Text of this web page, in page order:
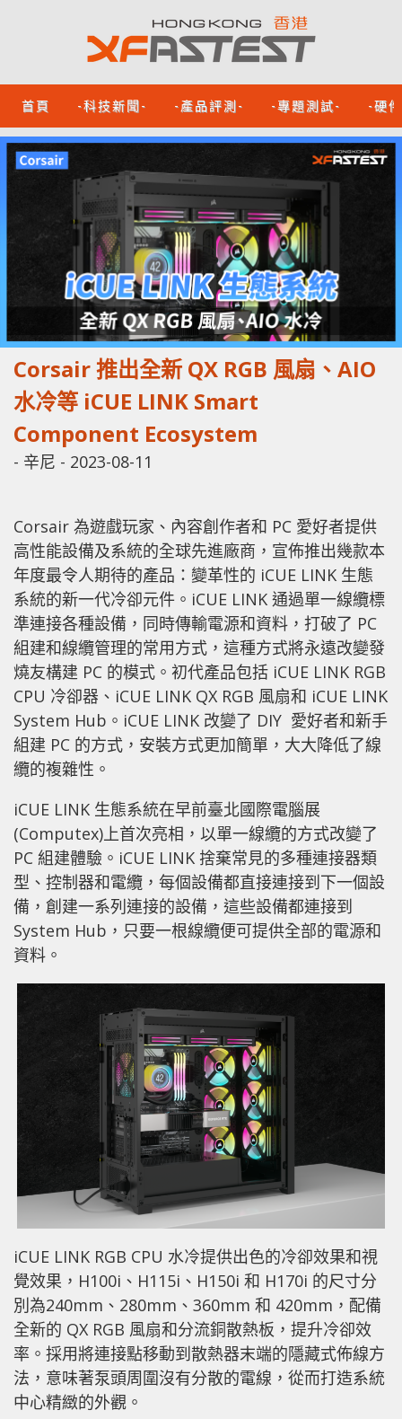
首頁 -科技新聞- -產品評測- -專題測試- -硬
Corsair 推出全新 QX RGB 風扇、AIO
水冷等 iCUE LINK Smart
Component Ecosystem
- 辛尼 - 2023-08-11
Corsair 為遊戲玩家、內容創作者和 PC 愛好者提供
高性能設備及系統的全球先進廠商，宣佈推出幾款本
年度最令人期待的產品：變革性的 iCUE LINK 生態
系統的新一代冷卻元件。iCUE LINK 通過單一線纜標
準連接各種設備，同時傳輸電源和資料，打破了 PC
組建和線纜管理的常用方式，這種方式將永遠改變發
燒友構建 PC 的模式。初代產品包括 iCUE LINK RGB
CPU 冷卻器、iCUE LINK QX RGB 風扇和 iCUE LINK
System Hub。iCUE LINK 改變了 DIY 愛好者和新手
組建 PC 的方式，安裝方式更加簡單，大大降低了線
纜的複雜性。
iCUE LINK 生態系統在早前臺北國際電腦展
(Computex)上首次亮相，以單一線纜的方式改變了
PC 組建體驗。iCUE LINK 捨棄常見的多種連接器類
型、控制器和電纜，每個設備都直接連接到下一個設
備，創建一系列連接的設備，這些設備都連接到
System Hub，只要一根線纜便可提供全部的電源和
資料。
iCUE LINK RGB CPU 水冷提供出色的冷卻效果和視
覺效果，H100i、H115i、H150i 和 H170i 的尺寸分
別為240mm、280mm、360mm 和 420mm，配備
全新的 QX RGB 風扇和分流銅散熱板，提升冷卻效
率。採用將連接點移動到散熱器末端的隱藏式佈線方
法，意味著泵頭周圍沒有分散的電線，從而打造系統
中心精緻的外觀。